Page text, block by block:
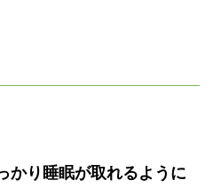
かり睡眠が取れるように